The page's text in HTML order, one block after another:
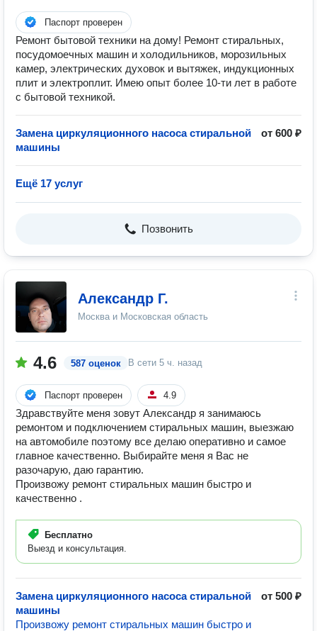
Паспорт проверен
Ремонт бытовой техники на дому! Ремонт стиральных,
посудомоечных машин и холодильников, морозильных
камер, электрических духовок и вытяжек, индукционных
плит и электроплит. Имею опыт более 10-ти лет в работе
с бытовой техникой.
Замена циркуляционного насоса стиральной
машины
от 600 ₽
Ещё 17 услуг
Позвонить
Александр Г.
Москва и Московская область
4.6 587 оценок В сети 5 ч. назад
Паспорт проверен 4.9
Здравствуйте меня зовут Александр я занимаюсь
ремонтом и подключением стиральных машин, выезжаю
на автомобиле поэтому все делаю оперативно и самое
главное качественно. Выбирайте меня я Вас не
разочарую, даю гарантию.
Произвожу ремонт стиральных машин быстро и
качественно .
Бесплатно
Выезд и консультация.
Замена циркуляционного насоса стиральной
машины
от 500 ₽
Произвожу ремонт стиральных машин быстро и